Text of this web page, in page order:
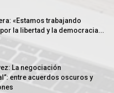
«Estamos trabajando
la libertad y la democracia...
La negociación
entre acuerdos oscuros y